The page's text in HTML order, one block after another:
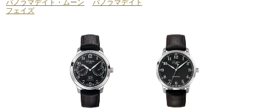
パノラマデイト・ムーン
フェイズ
パノラマデイト